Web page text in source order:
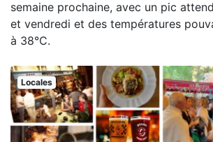
semaine prochaine, avec un pic
et vendredi et des températures
à 38°C.
Locales